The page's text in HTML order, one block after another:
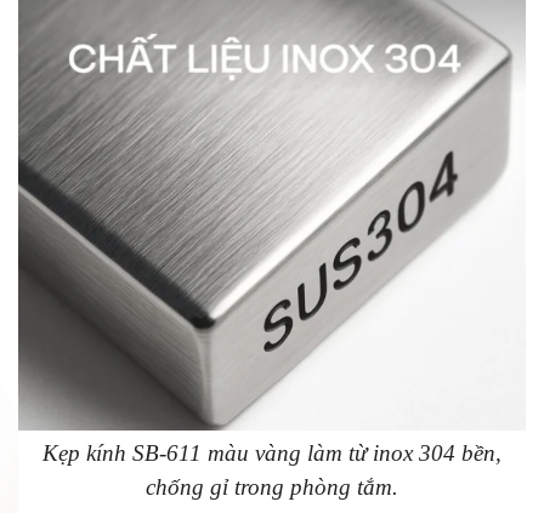
Kẹp kính SB-611 màu vàng làm từ inox 304 bền,
chống gỉ trong phòng tắm.